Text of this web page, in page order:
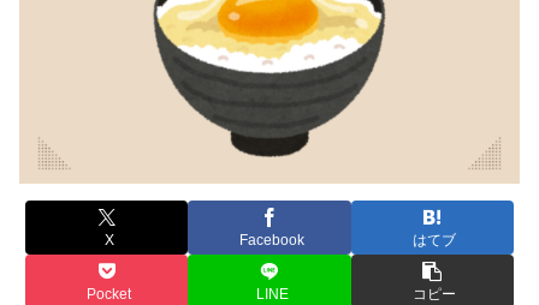
X Facebook はてブ
Pocket LINE コピー